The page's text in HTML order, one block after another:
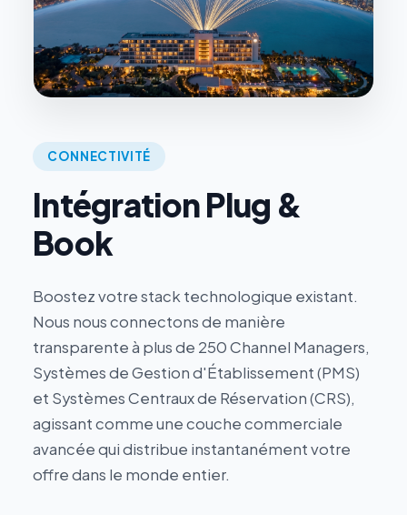
CONNECTIVITÉ
Intégration Plug &
Book
Boostez votre stack technologique existant.
Nous nous connectons de manière
transparente à plus de 250 Channel Managers,
Systèmes de Gestion d'Établissement (PMS)
et Systèmes Centraux de Réservation (CRS),
agissant comme une couche commerciale
avancée qui distribue instantanément votre
offre dans le monde entier.